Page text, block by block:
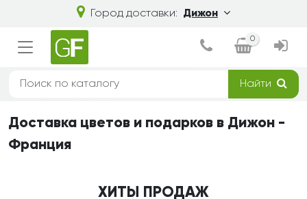
Город доставки: Дижон
0
Найти
Доставка цветов и подарков в Дижон -
Франция
ХИТЫ ПРОДАЖ